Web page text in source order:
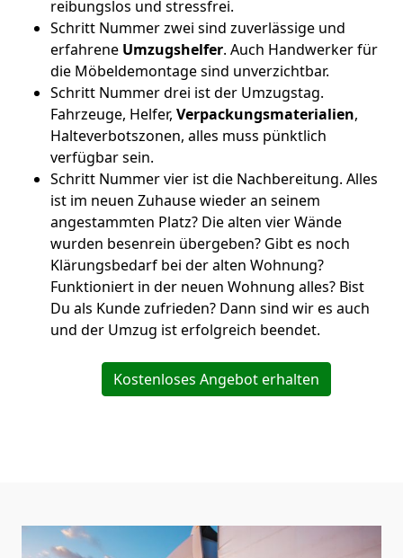
reibungslos und stressfrei.
Schritt Nummer zwei sind zuverlässige und
erfahrene Umzugshelfer. Auch Handwerker für
die Möbeldemontage sind unverzichtbar.
Schritt Nummer drei ist der Umzugstag.
Fahrzeuge, Helfer, Verpackungsmaterialien,
Halteverbotszonen, alles muss pünktlich
verfügbar sein.
Schritt Nummer vier ist die Nachbereitung. Alles
ist im neuen Zuhause wieder an seinem
angestammten Platz? Die alten vier Wände
wurden besenrein übergeben? Gibt es noch
Klärungsbedarf bei der alten Wohnung?
Funktioniert in der neuen Wohnung alles? Bist
Du als Kunde zufrieden? Dann sind wir es auch
und der Umzug ist erfolgreich beendet.
Kostenloses Angebot erhalten